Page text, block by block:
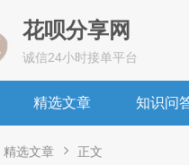
花呗分享网
诚信24小时接单平台
精选文章 知识问
精选文章  正文